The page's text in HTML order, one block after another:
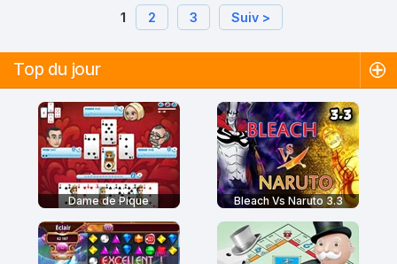
1 2 3 Suiv >
Top du jour
Dame de Pique Bleach Vs Naruto 3.3